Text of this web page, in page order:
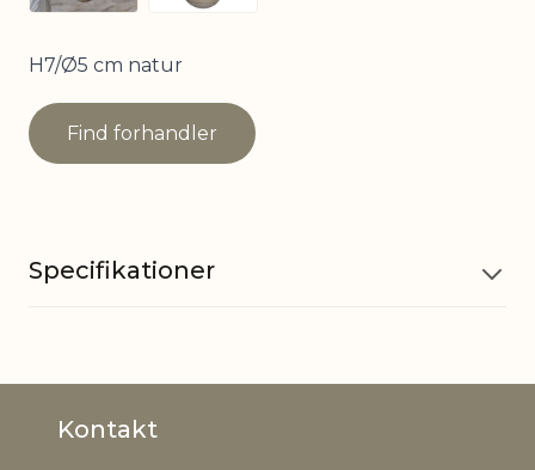
H7/Ø5 cm natur
Find forhandler
Specifikationer
EAN
Kontakt